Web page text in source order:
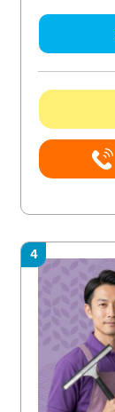
4